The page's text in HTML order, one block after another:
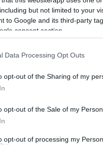
but not limited to your
to Google and its third-party
consent section.
Data Processing Opt Outs
opt-out of the Sharing of my
opt-out of the Sale of my
opt-out of processing my
miután Siegfried
nagyon
elem is" - jegyezte
néhol ragaszkodik
számára zavaró,
az 1960-as évek
- valójában egy
részt,
addig a Siegfried a